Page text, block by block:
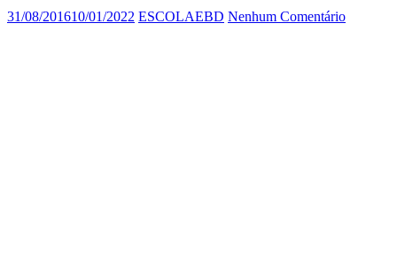
31/08/201610/01/2022 ESCOLAEBD Nenhum Comentário